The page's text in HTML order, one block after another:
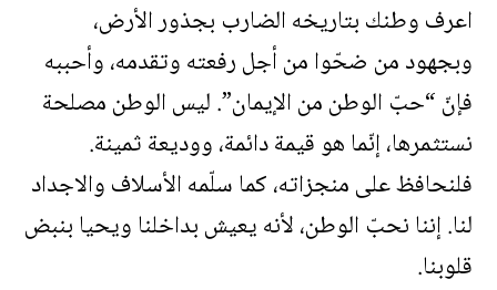
اعرف وطنك بتاريخه الضارب بجذور الأرض،
وبجهود من ضحّوا من أجل رفعته وتقدمه، وأحببه
فإنّ “حبّ الوطن من الإيمان”. ليس الوطن مصلحة
نستثمرها، إنّما هو قيمة دائمة، ووديعة ثمينة.
فلنحافظ على منجزاته، كما سلّمه الأسلاف والاجداد
لنا. إننا نحبّ الوطن، لأنه يعيش بداخلنا ويحيا بنبض
قلوبنا.